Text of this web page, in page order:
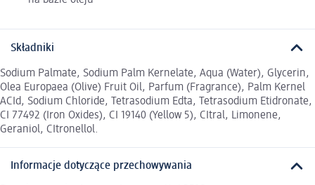
Składniki
Sodium Palmate, Sodium Palm Kernelate, Aqua (Water), Glycerin,
Olea Europaea (Olive) Fruit Oil, Parfum (Fragrance), Palm Kernel
ACId, Sodium Chloride, Tetrasodium Edta, Tetrasodium Etidronate,
CI 77492 (Iron Oxides), CI 19140 (Yellow 5), CItral, Limonene,
Geraniol, CItronellol.
Informacje dotyczące przechowywania